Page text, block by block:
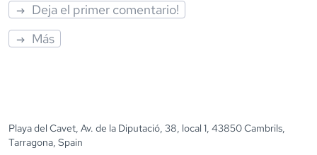
Deja el primer comentario!
Más
Playa del Cavet, Av. de la Diputació, 38, local 1, 43850 Cambrils,
Tarragona, Spain